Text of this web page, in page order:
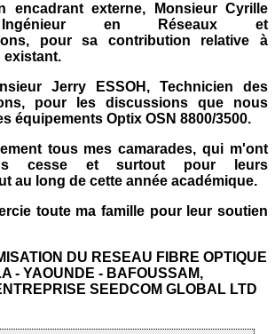
encadrant externe, Monsieur Cyrille
Ingénieur en Réseaux et
pour sa contribution relative à
existant.
Jerry ESSOH, Technicien des
pour les discussions que nous
équipements Optix OSN 8800/3500.
tous mes camarades, qui m'ont
cesse et surtout pour leurs
au long de cette année académique.
toute ma famille pour leur soutien
DU RESEAU FIBRE OPTIQUE
- YAOUNDE - BAFOUSSAM,
SEEDCOM GLOBAL LTD